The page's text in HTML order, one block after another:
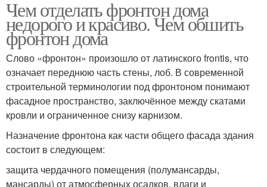
Чем отделать фронтон дома
недорого и красиво. Чем обшить
фронтон дома
Слово «фронтон» произошло от латинского frontis, что
означает переднюю часть стены, лоб. В современной
строительной терминологии под фронтоном понимают
фасадное пространство, заключённое между скатами
кровли и ограниченное снизу карнизом.
Назначение фронтона как части общего фасада здания
состоит в следующем:
защита чердачного помещения (полумансарды,
мансарды) от атмосферных осадков, влаги и